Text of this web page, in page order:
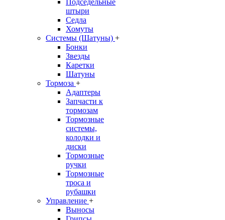
Подседельные
штыри
Седла
Хомуты
Системы (Шатуны) +
Бонки
Звезды
Каретки
Шатуны
Тормоза +
Адаптеры
Запчасти к
тормозам
Тормозные
системы,
колодки и
диски
Тормозные
ручки
Тормозные
троса и
рубашки
Управление +
Выносы